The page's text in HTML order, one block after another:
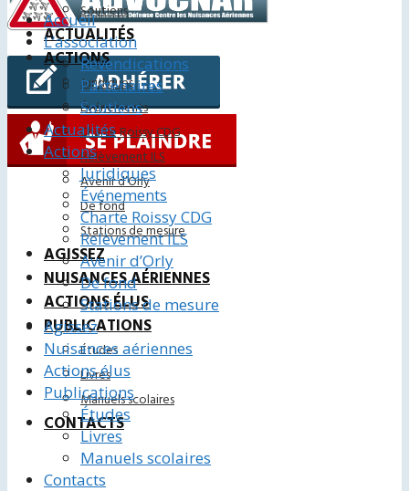
Soutiens
ACTUALITÉS
ACTIONS
Juridiques
Événements
Charte Roissy CDG
Relèvement ILS
Avenir d’Orly
De fond
Stations de mesure
AGISSEZ
NUISANCES AÉRIENNES
ACTIONS ÉLUS
PUBLICATIONS
Études
Livres
Manuels scolaires
CONTACTS
Accueil
L’association
Revendications
Partenaires
Soutiens
Actualités
Actions
Juridiques
Événements
Charte Roissy CDG
Relèvement ILS
Avenir d’Orly
De fond
Stations de mesure
Agissez
Nuisances aériennes
Actions élus
Publications
Études
Livres
Manuels scolaires
Contacts